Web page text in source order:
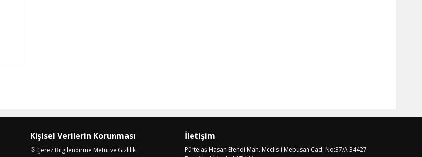
Kişisel Verilerin Korunması
Çerez Bilgilendirme Metni ve Gizlilik
İletişim
Pürtelaş Hasan Efendi Mah. Meclis-i Mebusan Cad. No:37/A 34427